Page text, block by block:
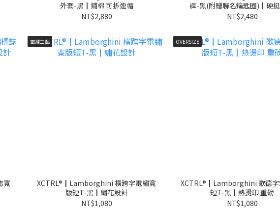
外套-黑┃鋪棉 可拆連帽
NT$2,880
褲-黑(附贈聯名鑰匙圈)┃硬
NT$2,480
寬
電繡工藝
XCTRL®┃Lamborghini 橫跨字電繡寬
版短T-黑┃繡花設計
NT$1,080
OVERSIZE
XCTRL®┃Lamborghini 歌德字
短T-黑┃熱燙印 重磅
NT$1,080